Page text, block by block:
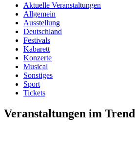
Aktuelle Veranstaltungen
Allgemein
Ausstellung
Deutschland
Festivals
Kabarett
Konzerte
Musical
Sonstiges
Sport
Tickets
Veranstaltungen im Trend